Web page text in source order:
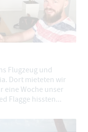
Flugzeug und
Dort mieteten wir
eine Woche unser
Flagge hissten...